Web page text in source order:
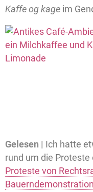
Kaffe og kage im
Gelesen | Ich hatte
rund um die Proteste
Proteste von